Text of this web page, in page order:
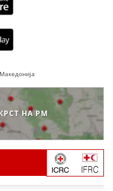
НА РМ